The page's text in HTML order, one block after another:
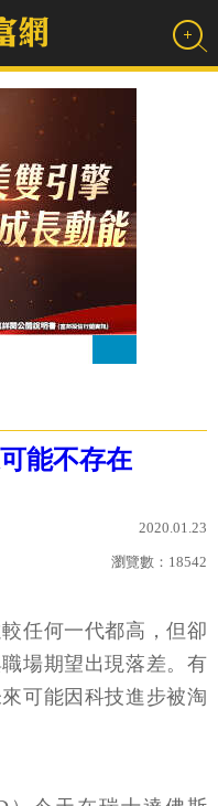
能不存在
2020.01.23
瀏覽數： 18542
任何一代都高，但卻
場期望出現落差。有
可能因科技進步被淘